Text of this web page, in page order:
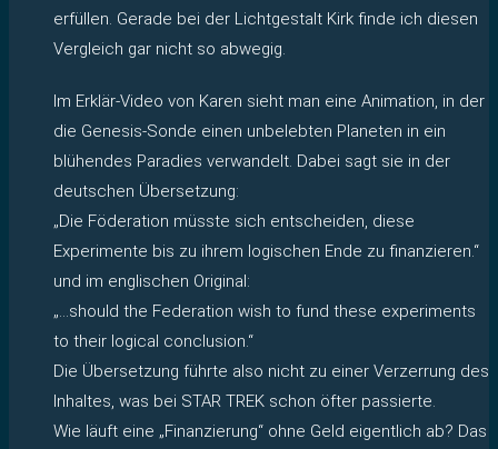
erfüllen. Gerade bei der Lichtgestalt Kirk finde ich diesen
Vergleich gar nicht so abwegig.
Im Erklär-Video von Karen sieht man eine Animation, in der
die Genesis-Sonde einen unbelebten Planeten in ein
blühendes Paradies verwandelt. Dabei sagt sie in der
deutschen Übersetzung:
„Die Föderation müsste sich entscheiden, diese
Experimente bis zu ihrem logischen Ende zu finanzieren.“
und im englischen Original:
„…should the Federation wish to fund these experiments
to their logical conclusion.“
Die Übersetzung führte also nicht zu einer Verzerrung des
Inhaltes, was bei STAR TREK schon öfter passierte.
Wie läuft eine „Finanzierung“ ohne Geld eigentlich ab? Das